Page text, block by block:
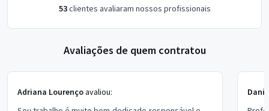
53clientes avaliaram nossos profissionais
Avaliações de quem contratou
Adriana Lourençoavaliou: